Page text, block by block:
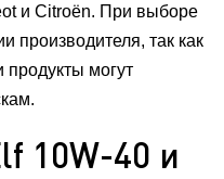
и Citroën. При выборе
производителя, так как
продукты могут
10W-40 и